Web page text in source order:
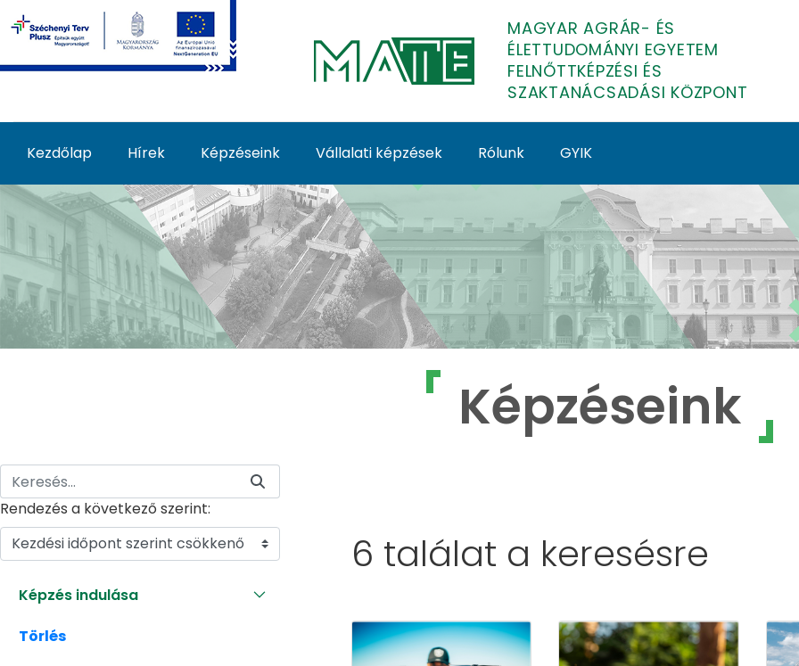
Ugrás a fő tartalomhoz
MAGYAR AGRÁR- ÉS
ÉLETTUDOMÁNYI EGYETEM
FELNŐTTKÉPZÉSI ÉS
SZAKTANÁCSADÁSI KÖZPONT
Kezdőlap Hírek Képzéseink Vállalati képzések Rólunk GYIK
Képzéseink - MATE Felnőttképzés
Képzéseink
Rendezés a következő szerint:
Kezdési időpont szerint csökkenő
Képzés indulása
Törlés
6 találat a keresésre